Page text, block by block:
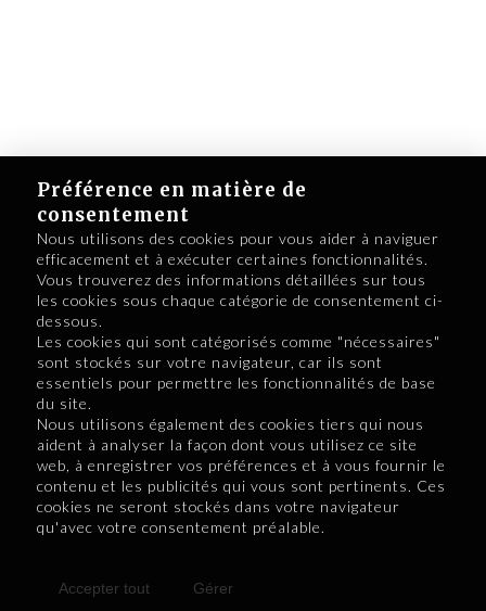
Préférence en matière de
consentement
Nous utilisons des cookies pour vous aider à naviguer
efficacement et à exécuter certaines fonctionnalités.
Vous trouverez des informations détaillées sur tous
les cookies sous chaque catégorie de consentement ci-
dessous.
Les cookies qui sont catégorisés comme "nécessaires"
sont stockés sur votre navigateur, car ils sont
essentiels pour permettre les fonctionnalités de base
du site.
Nous utilisons également des cookies tiers qui nous
aident à analyser la façon dont vous utilisez ce site
web, à enregistrer vos préférences et à vous fournir le
contenu et les publicités qui vous sont pertinents. Ces
cookies ne seront stockés dans votre navigateur
qu'avec votre consentement préalable.
Accepter tout Gérer
Retourner à la programmation